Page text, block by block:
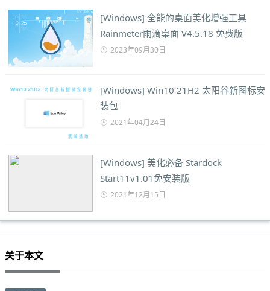
[Windows] 全能的桌面美化增强工具
Rainmeter雨滴桌面 V4.5.18 免费版
2023年09月30日
[Windows] Win10 21H2 太阳谷新图标安
装包
2021年04月24日
[Windows] 美化必备 Stardock
Start11v1.01免安装版
2021年12月15日
关于本文